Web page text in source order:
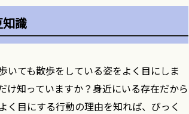
識
いても散歩をしている姿をよく目にしま
け知っていますか？身近にいる存在だから
く目にする行動の理由を知れば、びっく